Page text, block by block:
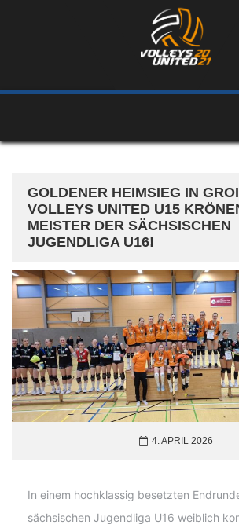
GOLDENER HEIMSIEG IN
VOLLEYS UNITED U15
MEISTER DER SÄCHSISCHEN
JUGENDLIGA U16!
4. APRIL 2026
In einem hochklassig besetzten
sächsischen Jugendliga U16 weiblich